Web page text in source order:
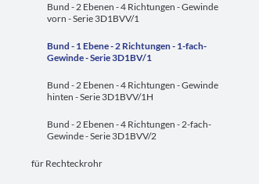
Bund - 2 Ebenen - 4 Richtungen - Gewinde
vorn - Serie 3D1BVV/1
Bund - 1 Ebene - 2 Richtungen - 1-fach-
Gewinde - Serie 3D1BV/1
Bund - 2 Ebenen - 4 Richtungen - Gewinde
hinten - Serie 3D1BVV/1H
Bund - 2 Ebenen - 4 Richtungen - 2-fach-
Gewinde - Serie 3D1BVV/2
für Rechteckrohr